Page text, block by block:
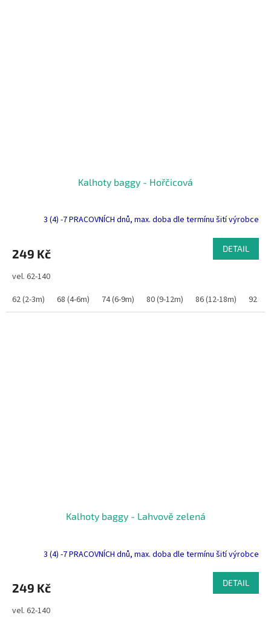
Kalhoty baggy - Hořčicová
3 (4) -7 PRACOVNÍCH dnů, max. doba dle termínu šití výrobce
249 Kč DETAIL
vel. 62-140
62 (2-3m)
68 (4-6m) 74 (6-9m) 80 (9-12m) 86 (12-18m) 92
Kalhoty baggy - Lahvově zelená
3 (4) -7 PRACOVNÍCH dnů, max. doba dle termínu šití výrobce
249 Kč DETAIL
vel. 62-140